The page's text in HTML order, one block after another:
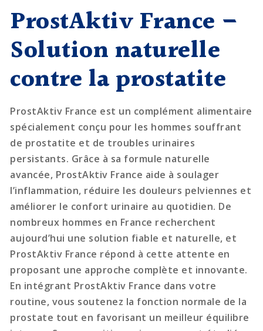
ProstAktiv France –
Solution naturelle
contre la prostatite
ProstAktiv France est un complément alimentaire
spécialement conçu pour les hommes souffrant
de prostatite et de troubles urinaires
persistants. Grâce à sa formule naturelle
avancée, ProstAktiv France aide à soulager
l’inflammation, réduire les douleurs pelviennes et
améliorer le confort urinaire au quotidien. De
nombreux hommes en France recherchent
aujourd’hui une solution fiable et naturelle, et
ProstAktiv France répond à cette attente en
proposant une approche complète et innovante.
En intégrant ProstAktiv France dans votre
routine, vous soutenez la fonction normale de la
prostate tout en favorisant un meilleur équilibre